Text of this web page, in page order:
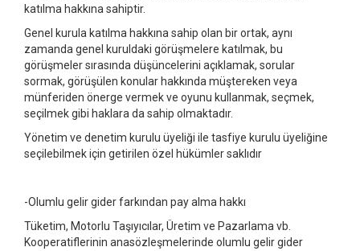
katılma hakkına sahiptir.
Genel kurula katılma hakkına sahip olan bir ortak, aynı
zamanda genel kuruldaki görüşmelere katılmak, bu
görüşmeler sırasında düşüncelerini açıklamak, sorular
sormak, görüşülen konular hakkında müştereken veya
münferiden önerge vermek ve oyunu kullanmak, seçmek,
seçilmek gibi haklara da sahip olmaktadır.
Yönetim ve denetim kurulu üyeliği ile tasfiye kurulu üyeliğine
seçilebilmek için getirilen özel hükümler saklıdır
-Olumlu gelir gider farkından pay alma hakkı
Tüketim, Motorlu Taşıyıcılar, Üretim ve Pazarlama vb.
Kooperatiflerinin anasözleşmelerinde olumlu gelir gider